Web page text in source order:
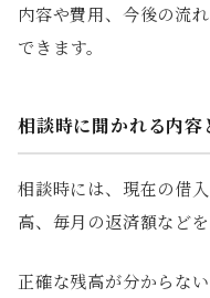
内容や費用、今後の流
できます。
相談時に聞かれる内
相談時には、現在の借
高、毎月の返済額など
正確な残高が分からな